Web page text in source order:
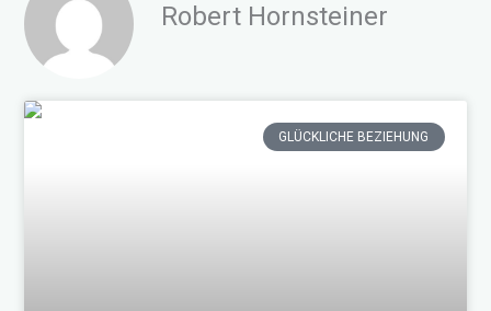
Robert Hornsteiner
GLÜCKLICHE BEZIEHUNG